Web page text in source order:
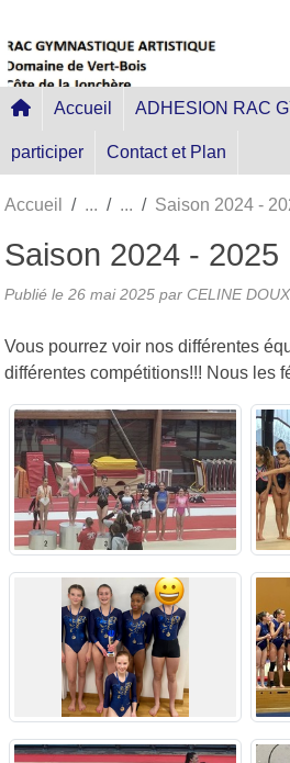
Accueil ADHESION RAC
participer Contact et Plan
Accueil Saison 2024 -
Saison 2024 - 2025
Publié le 26 mai 2025 par CELINE DOUX
Vous pourrez voir nos différentes
différentes compétitions!!! Nous les